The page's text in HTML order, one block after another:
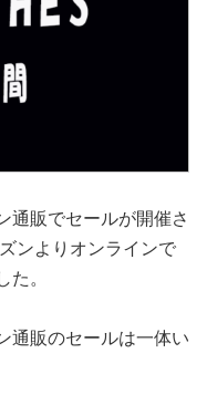
販でセールが開催さ
ンよりオンラインで
た。
通販のセールは一体い